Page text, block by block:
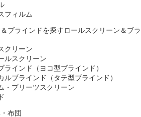
フィルム
ロールスクリーン＆ブラ
クリーン
ルスクリーン
ラインド（ヨコ型ブラインド）
ルブラインド（タテ型ブラインド）
・プリーツスクリーン
布団